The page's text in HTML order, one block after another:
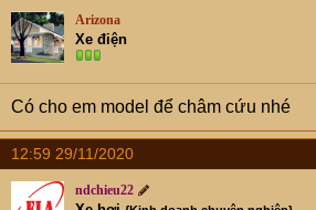
e
r
Arizona
Xe điện
Có cho em model để châm cứu nhé
12:59 29/11/2020
ndchieu22